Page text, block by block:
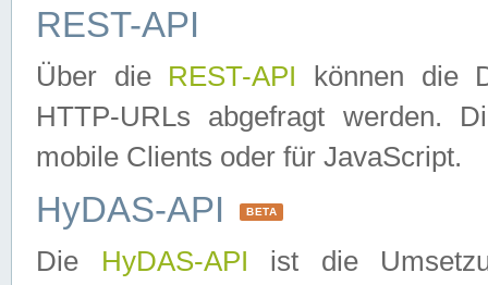
REST-API
Über die REST-API können die
HTTP-URLs abgefragt werden.
mobile Clients oder für JavaScript.
HyDAS-API BETA
Die HyDAS-API ist die